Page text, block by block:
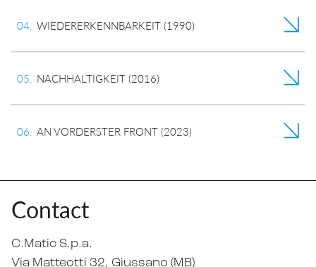
04 WIEDERERKENNBARKEIT (1990)
05 NACHHALTIGKEIT (2016)
06 AN VORDERSTER FRONT (2023)
Contact
C.Matic S.p.a.
Via Matteotti 32, Giussano (MB)